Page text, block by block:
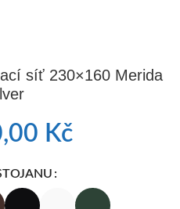
síť 230×160 Merida
Kč